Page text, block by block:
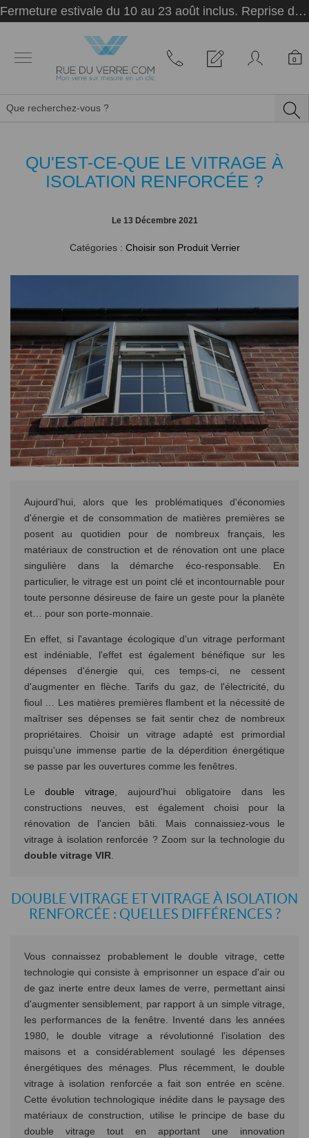
Fermeture estivale du 10 au 23 août inclus. Reprise des activités le 24 août.
0
QU'EST-CE-QUE LE VITRAGE À
ISOLATION RENFORCÉE ?
Le 13 Décembre 2021
Catégories : Choisir son Produit Verrier
Aujourd'hui, alors que les problématiques d'économies
d'énergie et de consommation de matières premières se
posent au quotidien pour de nombreux français, les
matériaux de construction et de rénovation ont une place
singulière dans la démarche éco-responsable. En
particulier, le vitrage est un point clé et incontournable pour
toute personne désireuse de faire un geste pour la planète
et… pour son porte-monnaie.
En effet, si l'avantage écologique d'un vitrage performant
est indéniable, l'effet est également bénéfique sur les
dépenses d'énergie qui, ces temps-ci, ne cessent
d'augmenter en flèche. Tarifs du gaz, de l'électricité, du
fioul … Les matières premières flambent et la nécessité de
maîtriser ses dépenses se fait sentir chez de nombreux
propriétaires. Choisir un vitrage adapté est primordial
puisqu'une immense partie de la déperdition énergétique
se passe par les ouvertures comme les fenêtres.
Ledouble vitrage , aujourd'hui obligatoire dans les
constructions neuves, est également choisi pour la
rénovation de l'ancien bâti. Mais connaissiez-vous le
vitrage à isolation renforcée ? Zoom sur la technologie du
double vitrage VIR.
DOUBLE VITRAGE ET VITRAGE À ISOLATION
RENFORCÉE : QUELLES DIFFÉRENCES ?
Vous connaissez probablement le double vitrage, cette
technologie qui consiste à emprisonner un espace d'air ou
de gaz inerte entre deux lames de verre, permettant ainsi
d'augmenter sensiblement, par rapport à un simple vitrage,
les performances de la fenêtre. Inventé dans les années
1980, le double vitrage a révolutionné l'isolation des
maisons et a considérablement soulagé les dépenses
énergétiques des ménages. Plus récemment, le double
vitrage à isolation renforcée a fait son entrée en scène.
Cette évolution technologique inédite dans le paysage des
matériaux de construction, utilise le principe de base du
double vitrage tout en apportant une innovation
Panneau de gestion des cookies